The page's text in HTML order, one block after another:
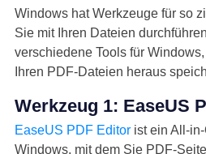
Windows hat Werkzeuge für so
Sie mit Ihren Dateien
verschiedene Tools für
Ihren PDF-Dateien heraus
Werkzeug 1: EaseUS
EaseUS PDF Editorist ein All-in-
Windows, mit dem Sie PDF-